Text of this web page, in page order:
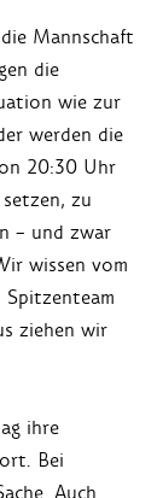
Mannschaft
die
wie zur
werden die
20:30 Uhr
zu
– und zwar
wissen vom
Spitzenteam
ziehen wir
ihre
Bei
Auch